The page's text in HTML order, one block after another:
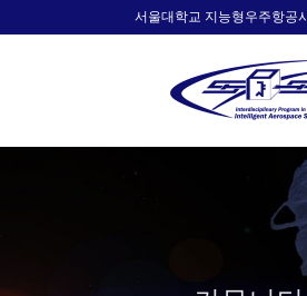
서울대학교 지능형우주항공